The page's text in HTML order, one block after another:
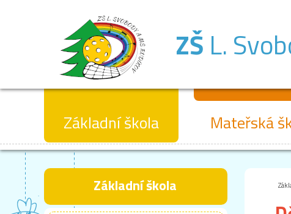
ZŠ L.
Základní škola Mateřská
Základní škola